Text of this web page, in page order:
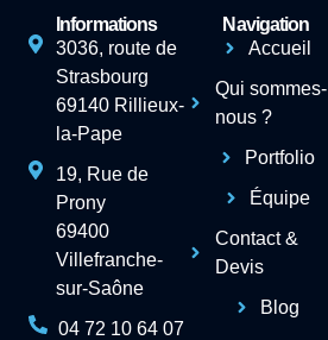
Informations
3036, route de
Strasbourg
69140 Rillieux-
la-Pape
19, Rue de
Prony
69400
Villefranche-
sur-Saône
04 72 10 64 07
Navigation
Accueil
Qui sommes-
nous ?
Portfolio
Équipe
Contact &
Devis
Blog